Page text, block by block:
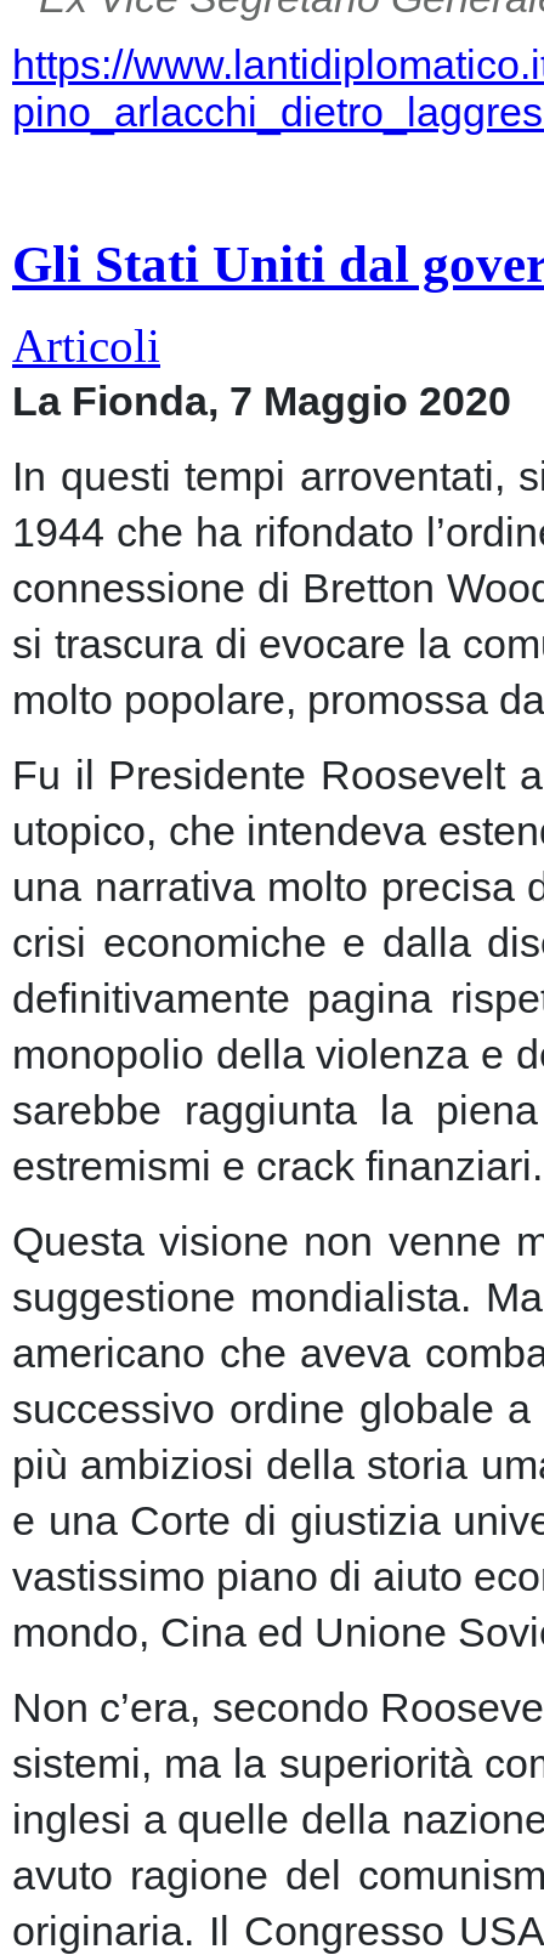
https://
Gli Stati Uniti dal
Articoli
La Fionda, 7 Maggio 2020
In questi tempi arroventati,
1944 che ha rifondato
connessione di Bretton
si trascura di evocare la
molto popolare, promossa
Fu il Presidente Roosevelt
utopico, che intendeva
una narrativa molto precisa
crisi economiche e dalla
definitivamente pagina
monopolio della violenza e
sarebbe raggiunta la
estremismi e crack finanziari.
Questa visione non venne
suggestione mondialista.
americano che aveva
successivo ordine globale
più ambiziosi della storia
e una Corte di giustizia
vastissimo piano di aiuto
mondo, Cina ed Unione
Non c’era, secondo
sistemi, ma la superiorità
inglesi a quelle della
avuto ragione del
originaria. Il Congresso